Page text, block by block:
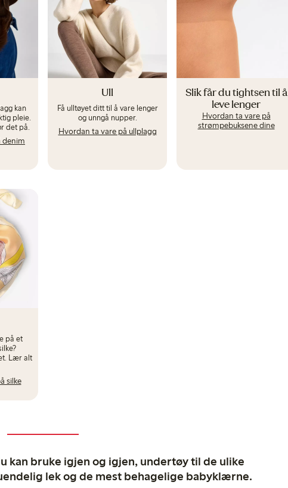
kan
pleie.
det på.
denim
Ull
Få ulltøyet ditt til å vare lenger
og unngå nupper.
Hvordan ta vare på ullplagg
Slik får du tightsen til å
leve lenger
Hvordan ta vare på
strømpebuksene dine
på et
Lær alt
silke
kan bruke igjen og igjen, undertøy til de ulike
lek og de mest behagelige babyklærne.